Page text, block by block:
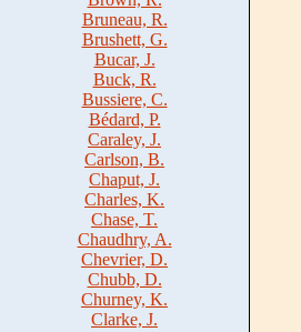
Bruneau, R.
Brushett, G.
Bucar, J.
Buck, R.
Bussiere, C.
Bédard, P.
Caraley, J.
Carlson, B.
Chaput, J.
Charles, K.
Chase, T.
Chaudhry, A.
Chevrier, D.
Chubb, D.
Churney, K.
Clarke, J.